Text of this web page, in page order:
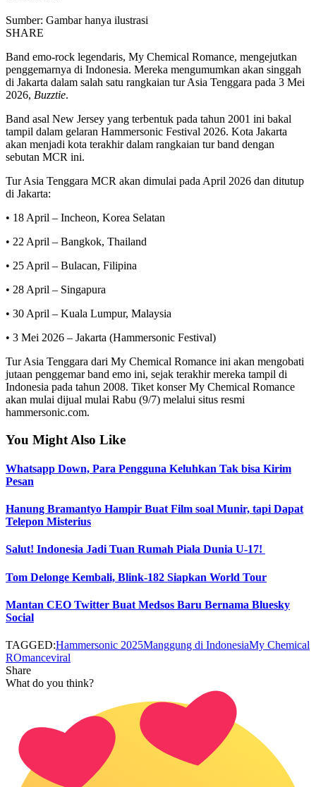
Sumber: Gambar hanya ilustrasi
SHARE
Band emo-rock legendaris, My Chemical Romance, mengejutkan
penggemarnya di Indonesia. Mereka mengumumkan akan singgah
di Jakarta dalam salah satu rangkaian tur Asia Tenggara pada 3 Mei
2026, Buzztie.
Band asal New Jersey yang terbentuk pada tahun 2001 ini bakal
tampil dalam gelaran Hammersonic Festival 2026. Kota Jakarta
akan menjadi kota terakhir dalam rangkaian tur band dengan
sebutan MCR ini.
Tur Asia Tenggara MCR akan dimulai pada April 2026 dan ditutup
di Jakarta:
• 18 April – Incheon, Korea Selatan
• 22 April – Bangkok, Thailand
• 25 April – Bulacan, Filipina
• 28 April – Singapura
• 30 April – Kuala Lumpur, Malaysia
• 3 Mei 2026 – Jakarta (Hammersonic Festival)
Tur Asia Tenggara dari My Chemical Romance ini akan mengobati
jutaan penggemar band emo ini, sejak terakhir mereka tampil di
Indonesia pada tahun 2008. Tiket konser My Chemical Romance
akan mulai dijual mulai Rabu (9/7) melalui situs resmi
hammersonic.com.
You Might Also Like
Whatsapp Down, Para Pengguna Keluhkan Tak bisa Kirim
Pesan
Hanung Bramantyo Hampir Buat Film soal Munir, tapi Dapat
Telepon Misterius
Salut! Indonesia Jadi Tuan Rumah Piala Dunia U-17!
Tom Delonge Kembali, Blink-182 Siapkan World Tour
Mantan CEO Twitter Buat Medsos Baru Bernama Bluesky
Social
TAGGED:Hammersonic 2025Manggung di IndonesiaMy Chemical
ROmanceviral
Share
What do you think?